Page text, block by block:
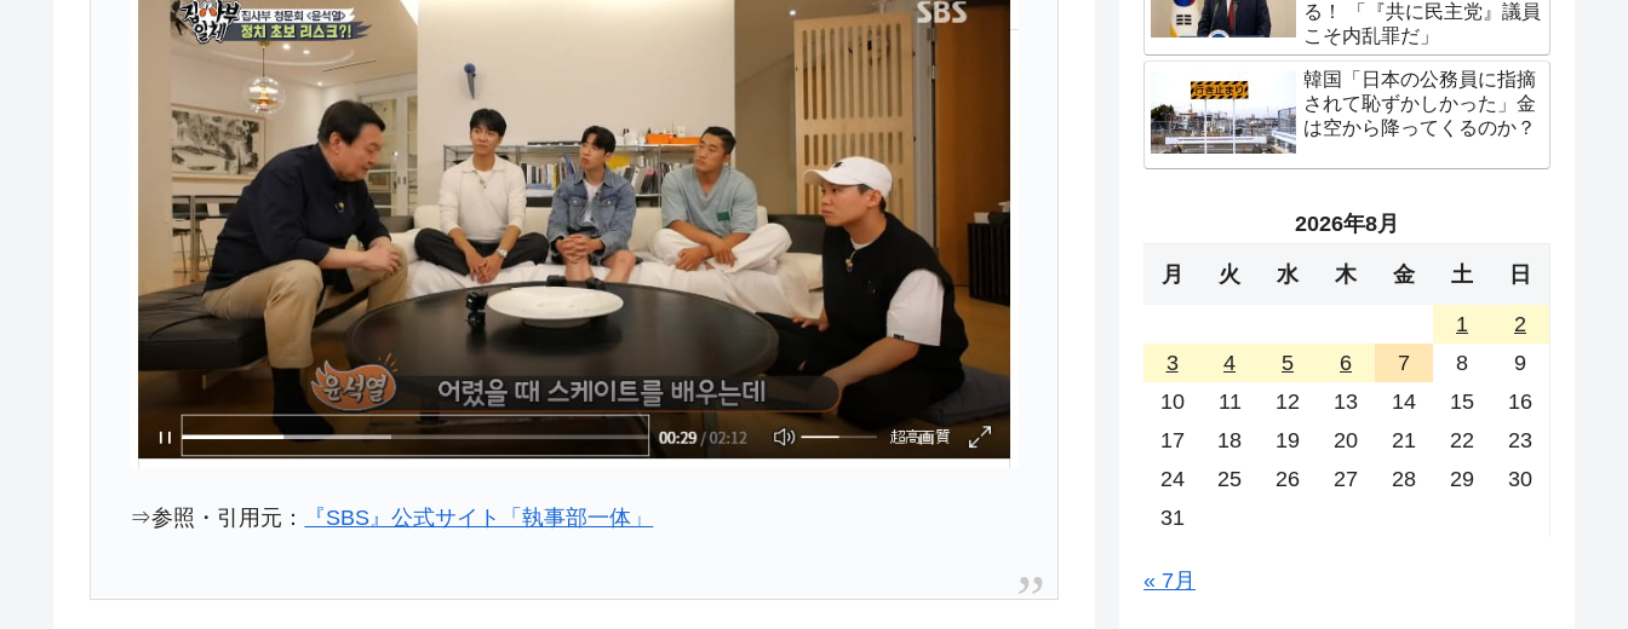
『Money1』 JPモルガン「韓国レバレッジETFの清算はほぼ終わった」
韓国『国民年金公団』株価暴落で200兆蒸発。
『Money1』 韓国政府「ニセＫ-ブランドを通報しようキャンペーン」⇒ あの名物教授も登場！
『Money1』 韓国「橋が落ちました」⇒ 耐久性「なさすぎ」では。
『Money1』 韓国鉄鋼最大手『POSCO』ズブズブ沈む。営業利益80.2％も減少
『Money1』
米国下院「韓国の公務員個人をターゲットにぶん殴る法案」提出！⇒ クーパン問題は合衆国企業に対
する差別。許してはおかぬ
『Money1』 韓国ボンクラ政策室長･金容範、株価暴落に他人事のような発言。
『Money1』 韓国半導体『SKハイニックス』2026年2Qの業績「史上最高益」当期純利益は前年同期比13.4倍に。
『Money1』 韓国･加徳島新国際空港「またも暗礁」の危機 ⇒ 10.7兆では損が出るからできない。
『Money1』
【速報】韓国株式市場の暴落・本日07月29日(水)もサイドカー・サーキットブレイカーの二段コンボ
IT産業は人を雇用する効果は低い。全産業の半分未満しか雇用を生まない
⇒参照・引用元： 『SBS』公式サイト「執事部一体」
る！ 「『共に民主党』議員
こそ内乱罪だ」
韓国「日本の公務員に指摘
されて恥ずかしかった」金
は空から降ってくるのか？
2026年8月
月 火 水 木 金 土 日
1
2
3
4 5 6 7 8
9
10
11 12 13 14 15
16
17
18 19 20 21 22
23
24
25 26 27 28 29
30
31
« 7月